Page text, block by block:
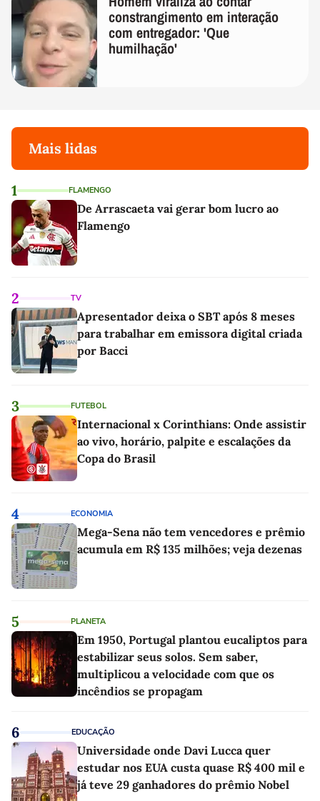
constrangimento em interação
com entregador: 'Que
humilhação'
Mais lidas
1 FLAMENGO
De Arrascaeta vai gerar bom lucro ao
Flamengo
2 TV
Apresentador deixa o SBT após 8 meses
para trabalhar em emissora digital criada
por Bacci
3 FUTEBOL
Internacional x Corinthians: Onde assistir
ao vivo, horário, palpite e escalações da
Copa do Brasil
4 ECONOMIA
Mega-Sena não tem vencedores e prêmio
acumula em R$ 135 milhões; veja dezenas
5 PLANETA
Em 1950, Portugal plantou eucaliptos para
estabilizar seus solos. Sem saber,
multiplicou a velocidade com que os
incêndios se propagam
6 EDUCAÇÃO
Universidade onde Davi Lucca quer
estudar nos EUA custa quase R$ 400 mil e
já teve 29 ganhadores do prêmio Nobel